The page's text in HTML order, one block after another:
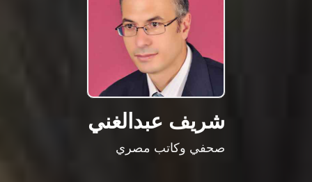
شريف عبدالغني
صحفي وكاتب مصري